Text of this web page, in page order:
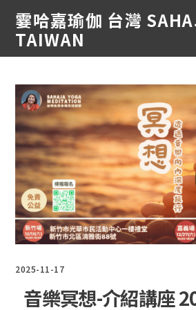
霎哈嘉瑜伽 台灣
TAIWAN
2025-11-17
音樂冥想-介紹講座